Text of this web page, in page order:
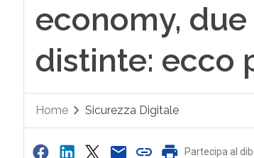
economy,
distinte: ecco
Home Sicurezza Digitale
Partecipa al